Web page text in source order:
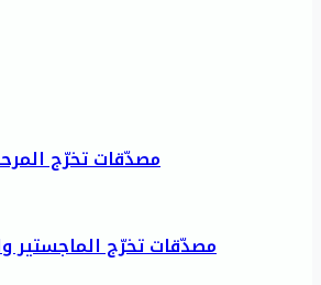
مصدّقات تخرّج
مصدّقات تخرّج الماجستير